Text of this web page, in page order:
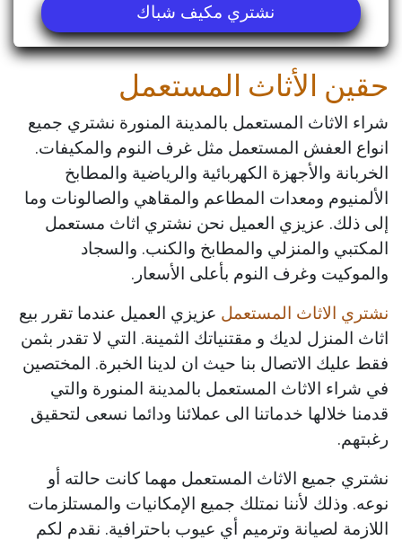
نشتري مكيف شباك
حقين الأثاث المستعمل
شراء الاثاث المستعمل بالمدينة المنورة نشتري جميع
انواع العفش المستعمل مثل غرف النوم والمكيفات.
الخربانة والأجهزة الكهربائية والرياضية والمطابخ
الألمنيوم ومعدات المطاعم والمقاهي والصالونات وما
إلى ذلك. عزيزي العميل نحن نشتري اثاث مستعمل
المكتبي والمنزلي والمطابخ والكنب. والسجاد
والموكيت وغرف النوم بأعلى الأسعار.
نشتري الاثاث المستعمل عزيزي العميل عندما تقرر بيع
اثاث المنزل لديك و مقتنياتك الثمينة. التي لا تقدر بثمن
فقط عليك الاتصال بنا حيث ان لدينا الخبرة. المختصين
في شراء الاثاث المستعمل بالمدينة المنورة والتي
قدمنا خلالها خدماتنا الى عملائنا ودائما نسعى لتحقيق
رغبتهم.
نشتري جميع الاثاث المستعمل مهما كانت حالته أو
نوعه. وذلك لأننا نمتلك جميع الإمكانيات والمستلزمات
اللازمة لصيانة وترميم أي عيوب باحترافية. نقدم لكم